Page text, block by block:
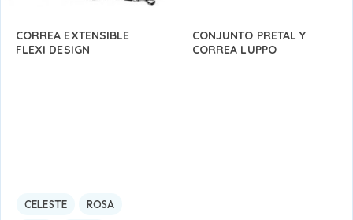
CORREA EXTENSIBLE
FLEXI DESIGN
CELESTE ROSA
CONJUNTO PRETAL Y
CORREA LUPPO